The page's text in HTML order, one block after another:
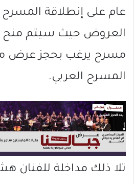
عام على إنطلاقة المسرح
العروض حيث سيتم
مسرح يرغب بحجز عرض
المسرح العربي.
تلا ذلك مداخلة للفنان